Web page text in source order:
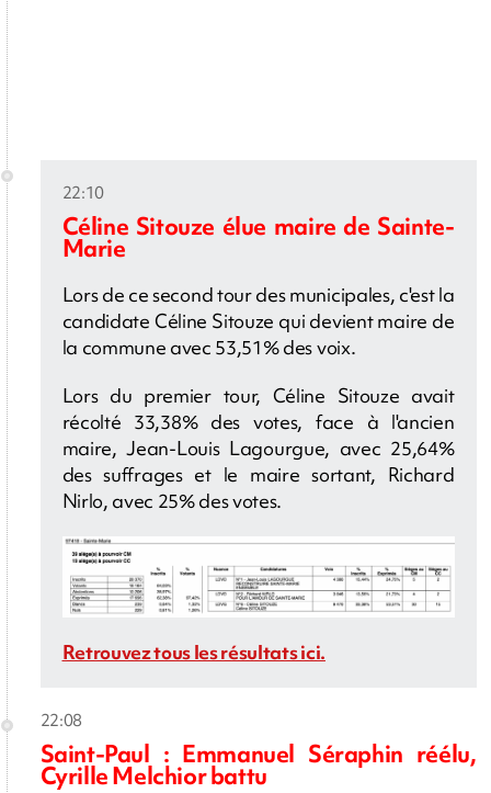
22:10
Céline Sitouze élue maire de Sainte-
Marie
Lors de ce second tour des municipales, c'est la
candidate Céline Sitouze qui devient maire de
la commune avec 53,51% des voix.
Lors du premier tour, Céline Sitouze avait
récolté 33,38% des votes, face à l'ancien
maire, Jean-Louis Lagourgue, avec 25,64%
des suffrages et le maire sortant, Richard
Nirlo, avec 25% des votes.
Retrouvez tous les résultats ici.
22:08
Saint-Paul : Emmanuel Séraphin réélu,
Cyrille Melchior battu